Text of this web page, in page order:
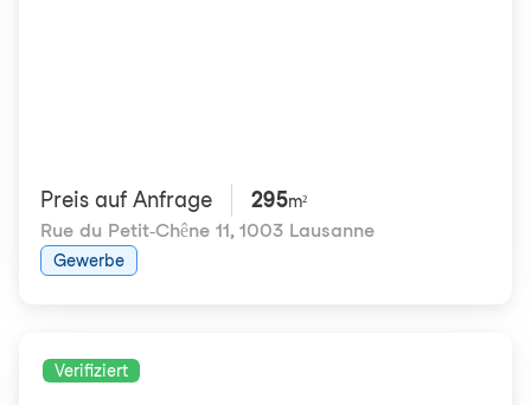
Preis auf Anfrage 295m²
Rue du Petit-Chêne 11, 1003 Lausanne
Gewerbe
Verifiziert